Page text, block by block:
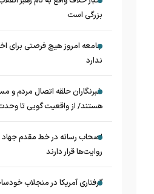
بزرگی است
جامعه امروز هیچ فرصتی برای
ندارد
خبرنگاران حلقه اتصال مردم و
هستند/ از واقعیت گویی تا
اصحاب رسانه در خط مقدم جهاد
روایت‌ها قرار دارند
گرفتاری آمریکا در منجلاب